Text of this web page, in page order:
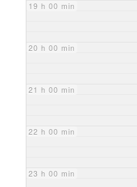
19 h 00 min
20 h 00 min
21 h 00 min
22 h 00 min
23 h 00 min